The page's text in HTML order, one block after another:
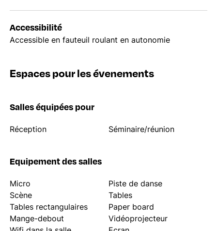
Accessibilité
Accessible en fauteuil roulant en autonomie
Espaces pour les évenements
Salles équipées pour
Réception Séminaire/réunion
Equipement des salles
Micro
Piste de danse
Scène
Tables
Tables rectangulaires
Paper board
Mange-debout
Vidéoprojecteur